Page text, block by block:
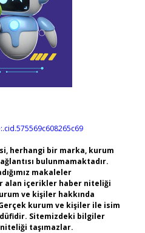
herhangi bir marka, kurum
bulunmamaktadır.
makaleler
alan içerikler haber niteliği
ve kişiler hakkında
kurum ve kişiler ile isim
Sitemizdeki bilgiler
taşımazlar.